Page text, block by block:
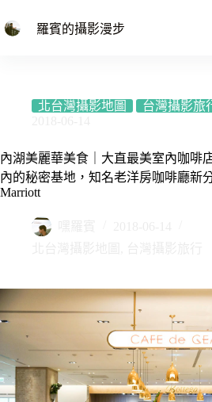
至
羅賓的攝影漫步
北台灣攝影地圖 台灣攝影旅
內湖美麗華美食｜大直最美室內咖啡
內的秘密基地，知名老洋房咖啡廳新
Marriott